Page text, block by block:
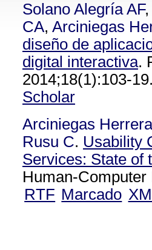
Solano Alegría AF,
CA, Arciniegas
diseño de
digital interactiva.
2014;18(1):103-19.
Scholar
Arciniegas
Rusu C. Usability
Services: State of
Human-
RTF Marcado